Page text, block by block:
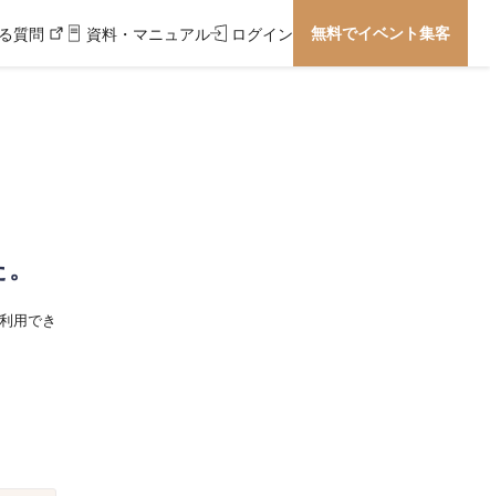
質問 資料・マニュアル ログイン 無料でイベント集客
用でき